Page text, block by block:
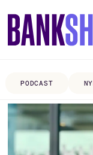
PODCAST
Tag:
narvik